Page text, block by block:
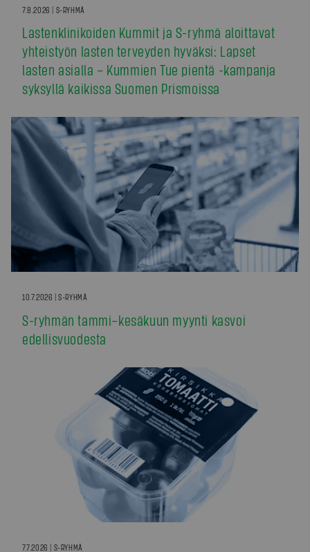
7.8.2026 | S-RYHMÄ
Lastenklinikoiden Kummit ja S-ryhmä aloittavat
yhteistyön lasten terveyden hyväksi: Lapset
lasten asialla – Kummien Tue pientä -kampanja
syksyllä kaikissa Suomen Prismoissa
10.7.2026 | S-RYHMÄ
S-ryhmän tammi–kesäkuun myynti kasvoi
edellisvuodesta
7.7.2026 | S-RYHMÄ